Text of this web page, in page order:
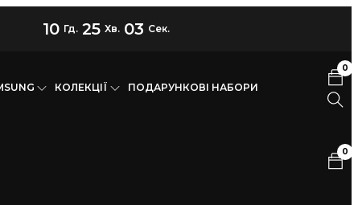
10 Гд. 25 Хв. 02 Сек.
КОЛЕКЦІЇ ПОДАРУНКОВІ НАБОРИ
0
0